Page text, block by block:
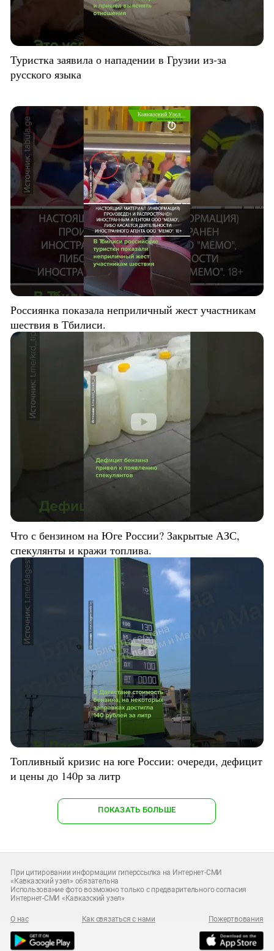
Туристка заявила о нападении в Грузии из-за
русского языка
Россиянка показала неприличный жест участникам
шествия в Тбилиси.
Что с бензином на Юге России? Закрытые АЗС,
спекулянты и кражи топлива.
Топливный кризис на юге России: очереди, дефицит
и цены до 140р за литр
ПОКАЗАТЬ БОЛЬШЕ
При цитировании информации гиперссылка на Интернет-СМИ
«Кавказский узел» обязательна
Использование фото возможно только с предварительного согласия
Интернет-СМИ «Кавказский узел»
О нас Как связаться с нами Пожертвования